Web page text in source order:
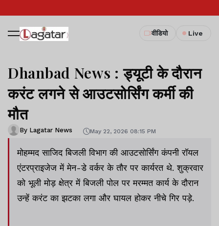
वीडियो Live
Dhanbad News : ड्यूटी के दौरान
करंट लगने से आउटसोर्सिंग कर्मी की
मौत
By Lagatar News May 22, 2026 08:15 PM
मोहम्मद साजिद बिजली विभाग की आउटसोर्सिंग कंपनी रॉयल
एंटरप्राइजेज में मेन-डे वर्कर के तौर पर कार्यरत थे. शुक्रवार
को भूली मोड़ क्षेत्र में बिजली पोल पर मरम्मत कार्य के दौरान
उन्हें करंट का झटका लगा और घायल होकर नीचे गिर पड़े.